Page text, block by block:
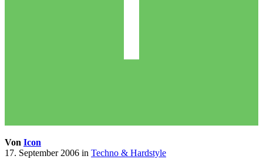
Von Icon
17. September 2006 in Techno & Hardstyle